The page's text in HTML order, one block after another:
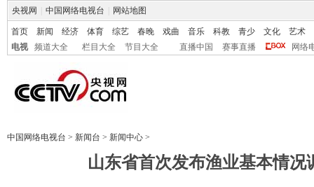
央视网 中国网络电视台 网站地图
首页 新闻 经济 体育 综艺 春晚 戏曲 音乐 科教 青少 文化
艺术
电视
频道大全 栏目大全 节目大全 直播中国 赛事直播 网络
中国网络电视台 > 新闻台 > 新闻中心 >
山东省首次发布渔业基本情况